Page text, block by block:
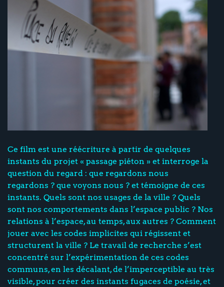
Ce film est une réécriture à partir de quelques
instants du projet « passage piéton » et interroge la
question du regard : que regardons nous
regardons ? que voyons nous ? et témoigne de ces
instants. Quels sont nos usages de la ville ? Quels
sont nos comportements dans l’espace public ? Nos
relations à l’espace, au temps, aux autres ? Comment
jouer avec les codes implicites qui régissent et
structurent la ville ? Le travail de recherche s’est
concentré sur l’expérimentation de ces codes
communs, en les décalant, de l’imperceptible au très
visible, pour créer des instants fugaces de poésie, et